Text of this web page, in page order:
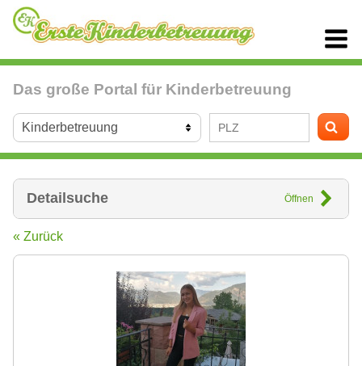
Das große Portal für Kinderbetreuung
Detailsuche Öffnen
« Zurück